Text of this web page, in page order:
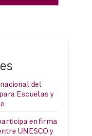
del
Escuelas y
en firma
UNESCO y